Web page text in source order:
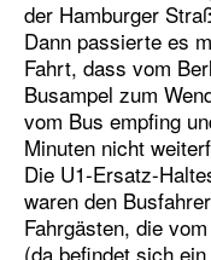
der Hamburger
Dann passierte es
Fahrt, dass vom
Busampel zum
vom Bus empfing
Minuten nicht
Die U1-Ersatz-
waren den
Fahrgästen, die
(da befindet sich